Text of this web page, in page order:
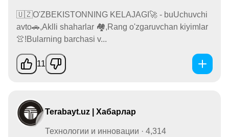
🇺🇿O'ZBEKISTONNING KELAJAGI🚀 - buUchuvchi
avto🚗,Aklli shaharlar 🏘,Rang o'zgaruvchan kiyimlar
👚!Bularning barchasi v...
11
Terabayt.uz | Хабарлар
Технологии и инновации · 4,314